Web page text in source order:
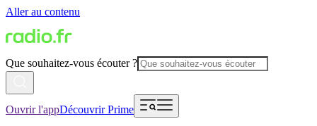
Aller au contenu
Que souhaitez-vous écouter ?
Ouvrir l'appDécouvrir Prime